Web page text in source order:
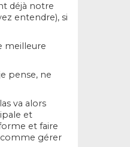
déjà notre
entendre), si
meilleure
pense, ne
va alors
et
et faire
comme gérer